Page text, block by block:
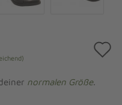
normalen Größe.